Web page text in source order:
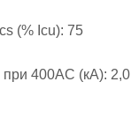
(% Icu): 75
при 400АС (кА): 2,0